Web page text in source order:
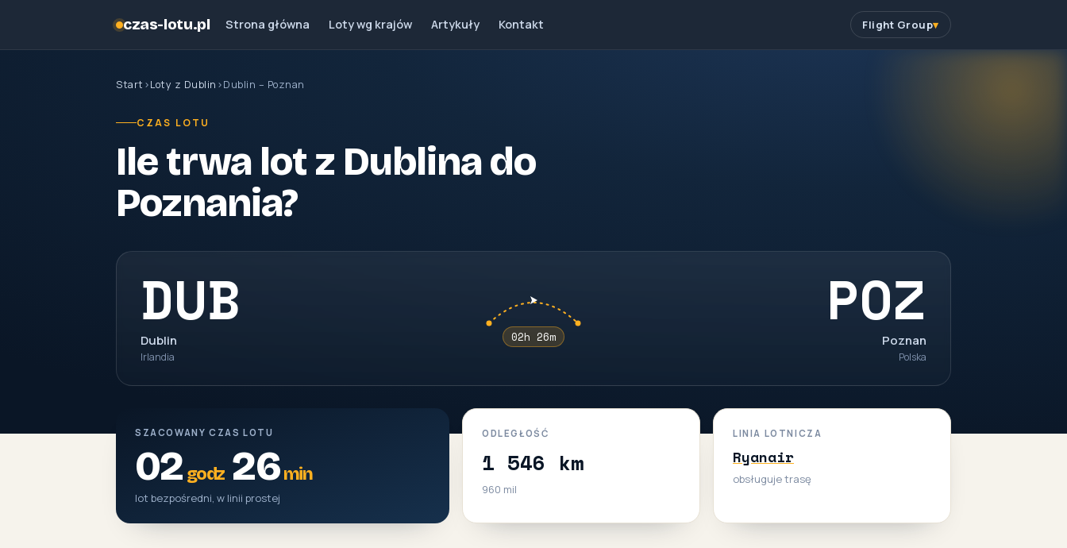
czas-lotu.pl Strona główna Loty wg krajów Artykuły Kontakt Flight Group
Start ›Loty z Dublin ›Dublin – Poznan
CZAS LOTU
Ile trwa lot z Dublina do
Poznania?
DUB
Dublin
Irlandia
02h 26m POZ
Poznan
Polska
SZACOWANY CZAS LOTU
02 godz26min
lot bezpośredni, w linii prostej
ODLEGŁOŚĆ
1 546 km
960 mil
LINIA LOTNICZA
Ryanair
obsługuje trasę